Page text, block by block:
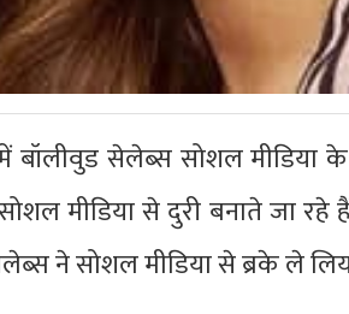
में बॉलीवुड सेलेब्स सोशल
मीडिया से दुरी बनाते जा रहे
ने सोशल मीडिया से ब्रके ले